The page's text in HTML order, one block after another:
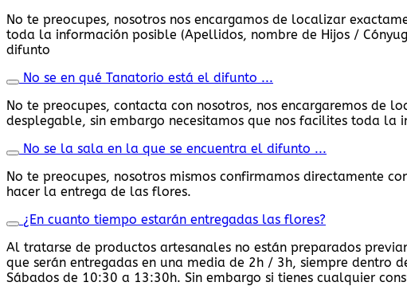
No te preocupes, nosotros nos encargamos de localizar
toda la información posible (Apellidos, nombre de Hijos /
difunto
No se en qué Tanatorio está el difunto ...
No te preocupes, contacta con nosotros, nos encargaremos
desplegable, sin embargo necesitamos que nos facilites toda
No se la sala en la que se encuentra el difunto ...
No te preocupes, nosotros mismos confirmamos directamente
hacer la entrega de las flores.
¿En cuanto tiempo estarán entregadas las flores?
Al tratarse de productos artesanales no están preparados
que serán entregadas en una media de 2h / 3h, siempre
Sábados de 10:30 a 13:30h. Sin embargo si tienes cualquier